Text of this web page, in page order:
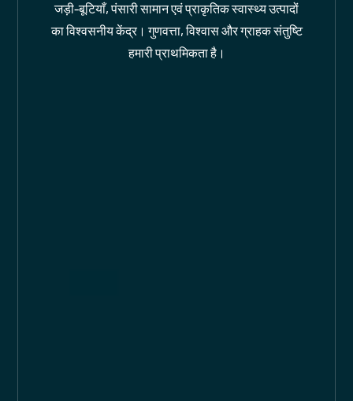
जड़ी-बूटियाँ, पंसारी सामान एवं प्राकृतिक स्वास्थ्य उत्पादों
का विश्वसनीय केंद्र। गुणवत्ता, विश्वास और ग्राहक संतुष्टि
हमारी प्राथमिकता है।